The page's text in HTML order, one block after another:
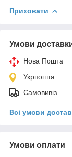
Приховати
Умови
Нова Пошта
Укрпошта
Самовивіз
Всі умови
Умови оплати